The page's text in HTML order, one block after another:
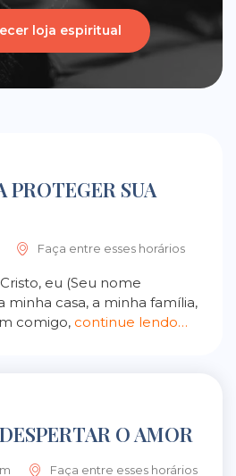
loja espiritual
PROTEGER SUA
Faça entre esses horários
eu (Seu nome
casa, a minha família,
comigo, continue lendo…
O AMOR
Faça entre esses horários